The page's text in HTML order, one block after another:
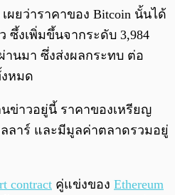
เผยว่าราคาของ Bitcoin นั้นได้
ซึ้งเพิ่มขึ้นจากระดับ 3,984
านมา ซึ่งส่งผลกระทบ ต่อ
หมด
ข่าวอยู่นี้ ราคาของเหรียญ
ลลาร์ และมีมูลค่าตลาดรวมอยู่
contract คู่แข่งของ Ethereum